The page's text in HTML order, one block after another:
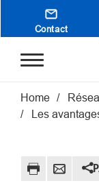
Aller au contenu
Contact
Fil d'Ariane
Home
Les